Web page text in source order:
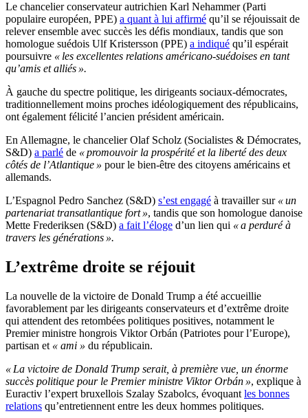
Le chancelier conservateur autrichien Karl Nehammer (Parti
populaire européen, PPE) a quant à lui affirmé qu’il se réjouissait de
relever ensemble avec succès les défis mondiaux, tandis que son
homologue suédois Ulf Kristersson (PPE) a indiqué qu’il espérait
poursuivre « les excellentes relations américano-suédoises en tant
qu’amis et alliés ».
À gauche du spectre politique, les dirigeants sociaux-démocrates,
traditionnellement moins proches idéologiquement des républicains,
ont également félicité l’ancien président américain.
En Allemagne, le chancelier Olaf Scholz (Socialistes & Démocrates,
S&D) a parlé de « promouvoir la prospérité et la liberté des deux
côtés de l’Atlantique » pour le bien-être des citoyens américains et
allemands.
L’Espagnol Pedro Sanchez (S&D) s’est engagé à travailler sur « un
partenariat transatlantique fort », tandis que son homologue danoise
Mette Frederiksen (S&D) a fait l’éloge d’un lien qui « a perduré à
travers les générations ».
L’extrême droite se réjouit
La nouvelle de la victoire de Donald Trump a été accueillie
favorablement par les dirigeants conservateurs et d’extrême droite
qui attendent des retombées politiques positives, notamment le
Premier ministre hongrois Viktor Orbán (Patriotes pour l’Europe),
partisan et « ami » du républicain.
« La victoire de Donald Trump serait, à première vue, un énorme
succès politique pour le Premier ministre Viktor Orbán », explique à
Euractiv l’expert bruxellois Szalay Szabolcs, évoquant les bonnes
relations qu’entretiennent entre les deux hommes politiques.